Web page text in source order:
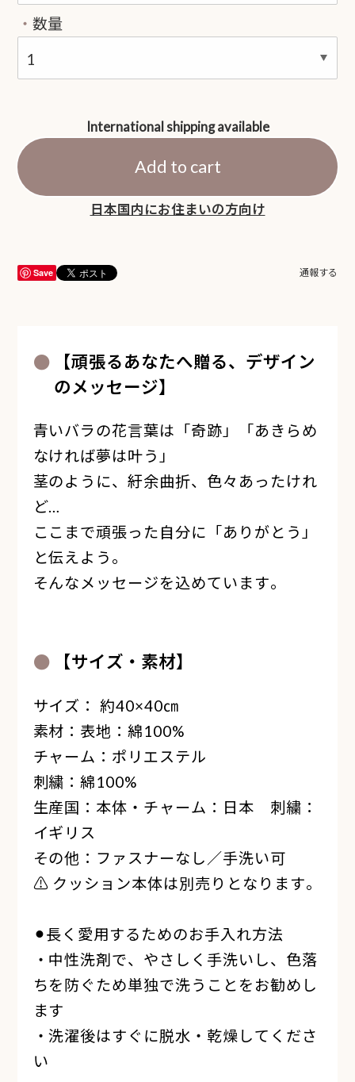
数量
International shipping available
Add to cart
日本国内にお住まいの方向け
Save 通報する
【頑張るあなたへ贈る、デザイン
のメッセージ】
青いバラの花言葉は「奇跡」「あきらめ
なければ夢は叶う」
茎のように、紆余曲折、色々あったけれ
ど…
ここまで頑張った自分に「ありがとう」
と伝えよう。
そんなメッセージを込めています。
【サイズ・素材】
サイズ： 約40×40㎝
素材：表地：綿100%
チャーム：ポリエステル
刺繍：綿100%
生産国：本体・チャーム：日本 刺繍：
イギリス
その他：ファスナーなし／手洗い可
⚠ クッション本体は別売りとなります。
⚫︎長く愛用するためのお手入れ方法
・中性洗剤で、やさしく手洗いし、色落
ちを防ぐため単独で洗うことをお勧めし
ます
・洗濯後はすぐに脱水・乾燥してくださ
い